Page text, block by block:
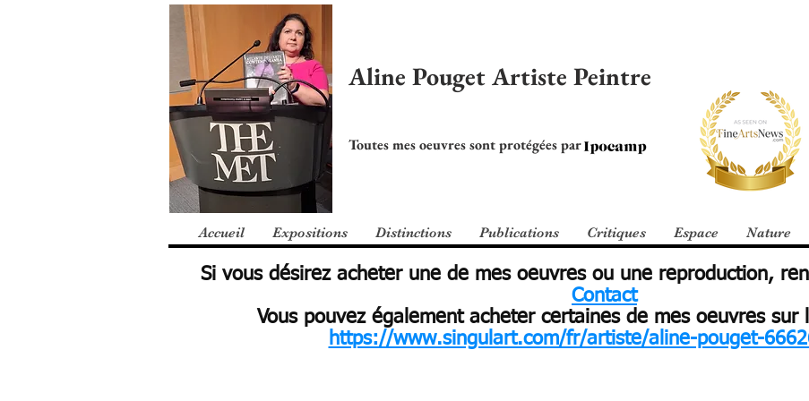
Aline Pouget Artiste Peintre
Toutes mes oeuvres sont protégées par
Accueil Expositions Distinctions Publications Critiques Espace Nature
Si vous désirez acheter une de mes oeuvres ou une reproduction,
Contact
Vous pouvez également acheter certaines de mes oeuvres sur
https://www.singulart.com/fr/artiste/aline-pouget-